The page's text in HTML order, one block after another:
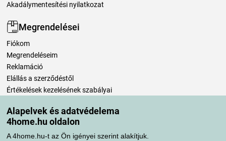
Alapelvek és adatvédelema
4home.hu oldalon
A 4home.hu-t az Ön igényei szerint alakítjuk.
Akadálymentesítési nyilatkozat
Megrendelései
Fiókom
Megrendeléseim
Reklamáció
Elállás a szerződéstől
Értékelések kezelésének szabályai
Szállítási módok